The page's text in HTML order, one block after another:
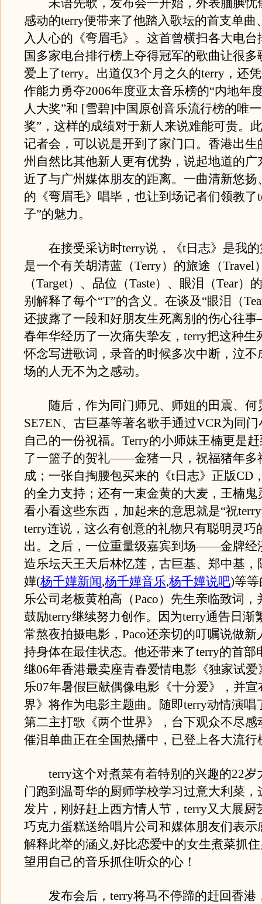
未语先歌，发布会一开始，外表腼腆忧
感动的terry便带来了他踏入歌坛的首支单曲
入人心的《弯眉毛》。这首曾横扫各大电台
国多家电台排行榜上夺得冠军的歌曲让很多
爱上了terry。出道仅3个月之久的terry，还
作能力勇夺2006年度亚太音乐榜的“内地年
人大奖”和 [雪碧]中国原创音乐流行榜的唯
奖”，这样的成绩对于新人来说难能可贵。
记者会，可以说是开到了家门口。香港出生
州自然比其他新人更有优势，说起地道的广
近了与广州媒体朋友的距离。一曲清新悠扬
的《弯眉毛》唱毕，也让到场记者们领教了
子”的魅力。
在接受采访时terry说，《t日志》是我的
是一个有关胡清蓝（Terry）的旅途（Travel
（Target）、品位（Taste）、眼泪（Tear）
别解释了每个“T”的含义。在谈及“眼泪（
还披露了一段和好朋友生死离别的伤心往
春年华经历了一次痛失挚友，terry把这种生
怀念写进歌词，录音的时候多次中断，泣
场的人无不为之感动。
随后，作为同门师兄、师姐的田震、何
SE7EN、古巨基等著名歌手通过VCR为同
自己的一份祝福。Terry的小师妹王楠更是
了一篮子的贺礼——金猪一只，祝福猪年多
成；一张自掏腰包买来的《t日志》正版CD
的全力支持；还有一束金黄的大麦，王楠鬼
看小看这些东西，加起来的意思就是“祝
terry连说，这么有创意的礼物只有聪明灵巧
出。之后，一位重量级嘉宾到场——金牌经
造乐坛天王天后林忆莲，古巨基、郑中基，
嬅(杨千嬅新闻,杨千嬅音乐,杨千嬅说吧)等等
乐公司老板黄柏高（Paco）先生亲临致词，
鼓励terry继续努力创作。因为terry通告日渐
常熬夜拍摄电影，Paco还亲切的叮嘱说做新
持身体在最佳状态。他还带来了terry的首
继06年香港最卖座青春爱情电影《独家试
乐07年暑假巨献偶像电影《十分爱》，并宣
界》将作为电影主题曲。随即terry动情演唱
第二主打歌《两个世界》，台下观众不尽感
催泪单曲正在全国热播中，已登上各大流行
terry这个对煮菜有着特别的兴趣的22岁
门跑到温哥华的厨师学校学习过意大利菜，
发片，刚好赶上西方情人节，terry又大展厨
巧克力蛋糕送给唱片公司和媒体朋友们表示
解释此举的涵义,好比恋爱中的女生煮菜抓
望用自己的音乐抓住听众的心！
发布会后，terry将马不停蹄的赶回香港